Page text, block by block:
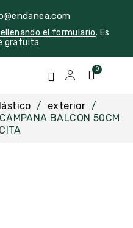
el formulario. Es
gratuita
exterior
BALCON 50CM